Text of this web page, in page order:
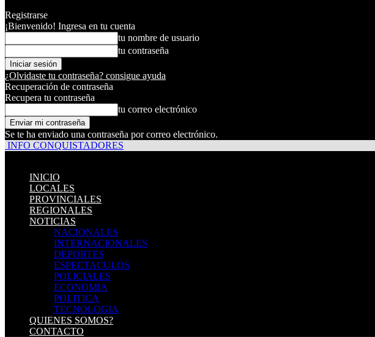
Registrarse
¡Bienvenido! Ingresa en tu cuenta
tu nombre de usuario
tu contraseña
¿Olvidaste tu contraseña? consigue ayuda
Recuperación de contraseña
Recupera tu contraseña
tu correo electrónico
Se te ha enviado una contraseña por correo electrónico.
INFO CONQUISTADORES
INICIO
LOCALES
PROVINCIALES
REGIONALES
NOTICIAS
NACIONALES
INTERNACIONALES
DEPORTES
ESPECTACULOS
POLICIALES
ECONOMIA
POLITICA
TECNOLOGIA
QUIENES SOMOS?
CONTACTO